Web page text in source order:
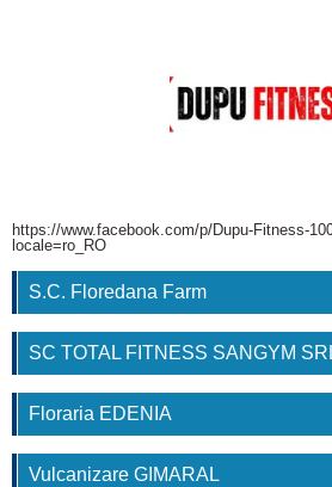
https://www.facebook.com/p/Dupu-Fitness-
locale=ro_RO
S.C. Floredana Farm
SC TOTAL FITNESS SANGYM
Floraria EDENIA
Vulcanizare GIMARAL